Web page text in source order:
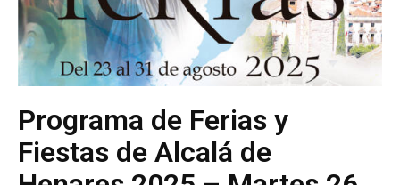
Programa de Ferias y
Fiestas de Alcalá de